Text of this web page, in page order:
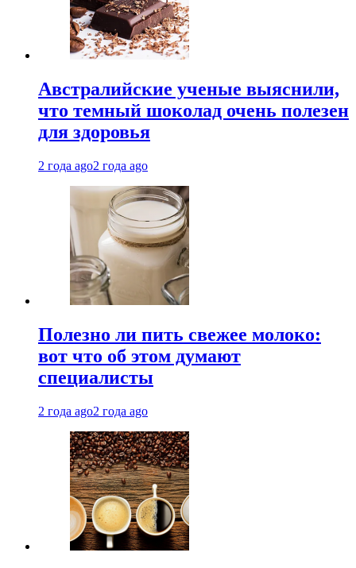
Австралийские ученые выяснили,
что темный шоколад очень полезен
для здоровья
2 года ago2 года ago
Полезно ли пить свежее молоко:
вот что об этом думают
специалисты
2 года ago2 года ago